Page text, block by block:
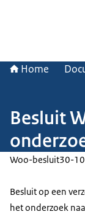
Home
Besluit
Woo-besluit30-
Besluit op een
het onderzoek